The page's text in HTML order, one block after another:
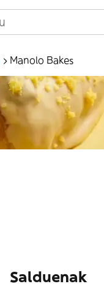
Manolo Bakes
Salduenak